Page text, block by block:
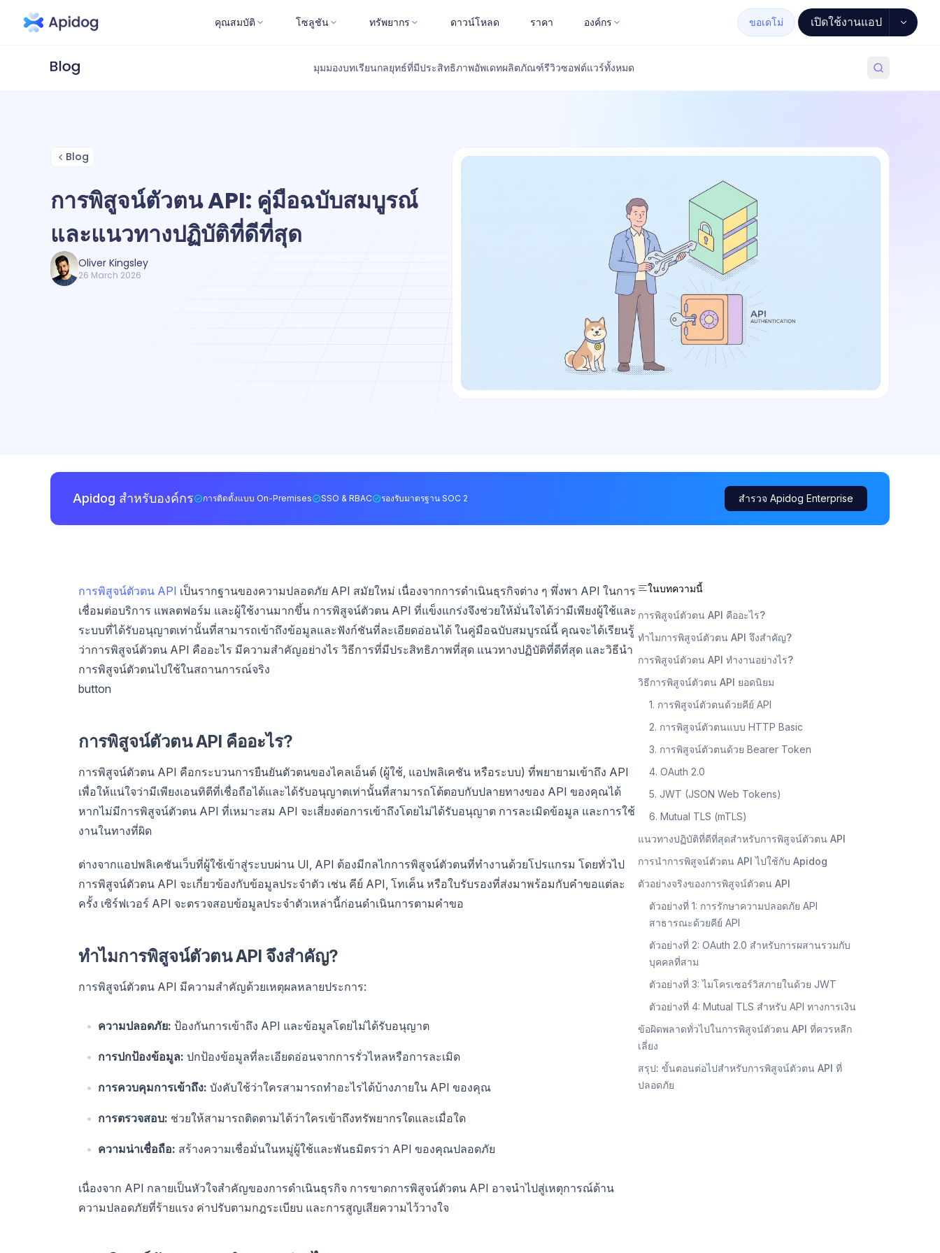
คุณสมบัติ โซลูชัน ทรัพยากร ดาวน์โหลด ราคา องค์กร ขอเดโม่ เปิดใช้งานแอป
มุมมองบทเรียนกลยุทธ์ที่มีประสิทธิภาพอัพเดทผลิตภัณฑ์รีวิวซอฟต์แวร์ทั้งหมด
Blog
การพิสูจน์ตัวตน API: คู่มือฉบับสมบูรณ์
และแนวทางปฏิบัติที่ดีที่สุด
Oliver Kingsley
26 March 2026
Apidog สำหรับองค์กร การติดตั้งแบบ On-Premises SSO & RBAC รองรับมาตรฐาน SOC 2 สำรวจ Apidog Enterprise
การพิสูจน์ตัวตน API เป็นรากฐานของความปลอดภัย API สมัยใหม่ เนื่องจากการดำเนินธุรกิจต่าง ๆ พึ่งพา API ในการ
เชื่อมต่อบริการ แพลตฟอร์ม และผู้ใช้งานมากขึ้น การพิสูจน์ตัวตน API ที่แข็งแกร่งจึงช่วยให้มั่นใจได้ว่ามีเพียงผู้ใช้และ
ระบบที่ได้รับอนุญาตเท่านั้นที่สามารถเข้าถึงข้อมูลและฟังก์ชันที่ละเอียดอ่อนได้ ในคู่มือฉบับสมบูรณ์นี้ คุณจะได้เรียนรู้
ว่าการพิสูจน์ตัวตน API คืออะไร มีความสำคัญอย่างไร วิธีการที่มีประสิทธิภาพที่สุด แนวทางปฏิบัติที่ดีที่สุด และวิธีนำ
การพิสูจน์ตัวตนไปใช้ในสถานการณ์จริง
button
การพิสูจน์ตัวตน API คืออะไร?
การพิสูจน์ตัวตน API คือกระบวนการยืนยันตัวตนของไคลเอ็นต์ (ผู้ใช้, แอปพลิเคชัน หรือระบบ) ที่พยายามเข้าถึง API
เพื่อให้แน่ใจว่ามีเพียงเอนทิตีที่เชื่อถือได้และได้รับอนุญาตเท่านั้นที่สามารถโต้ตอบกับปลายทางของ API ของคุณได้
หากไม่มีการพิสูจน์ตัวตน API ที่เหมาะสม API จะเสี่ยงต่อการเข้าถึงโดยไม่ได้รับอนุญาต การละเมิดข้อมูล และการใช้
งานในทางที่ผิด
ต่างจากแอปพลิเคชันเว็บที่ผู้ใช้เข้าสู่ระบบผ่าน UI, API ต้องมีกลไกการพิสูจน์ตัวตนที่ทำงานด้วยโปรแกรม โดยทั่วไป
การพิสูจน์ตัวตน API จะเกี่ยวข้องกับข้อมูลประจำตัว เช่น คีย์ API, โทเค็น หรือใบรับรองที่ส่งมาพร้อมกับคำขอแต่ละ
ครั้ง เซิร์ฟเวอร์ API จะตรวจสอบข้อมูลประจำตัวเหล่านี้ก่อนดำเนินการตามคำขอ
ทำไมการพิสูจน์ตัวตน API จึงสำคัญ?
การพิสูจน์ตัวตน API มีความสำคัญด้วยเหตุผลหลายประการ:
ความปลอดภัย: ป้องกันการเข้าถึง API และข้อมูลโดยไม่ได้รับอนุญาต
การปกป้องข้อมูล: ปกป้องข้อมูลที่ละเอียดอ่อนจากการรั่วไหลหรือการละเมิด
การควบคุมการเข้าถึง: บังคับใช้ว่าใครสามารถทำอะไรได้บ้างภายใน API ของคุณ
การตรวจสอบ: ช่วยให้สามารถติดตามได้ว่าใครเข้าถึงทรัพยากรใดและเมื่อใด
ความน่าเชื่อถือ: สร้างความเชื่อมั่นในหมู่ผู้ใช้และพันธมิตรว่า API ของคุณปลอดภัย
เนื่องจาก API กลายเป็นหัวใจสำคัญของการดำเนินธุรกิจ การขาดการพิสูจน์ตัวตน API อาจนำไปสู่เหตุการณ์ด้าน
ความปลอดภัยที่ร้ายแรง ค่าปรับตามกฎระเบียบ และการสูญเสียความไว้วางใจ
ในบทความนี้
การพิสูจน์ตัวตน API คืออะไร?
ทำไมการพิสูจน์ตัวตน API จึงสำคัญ?
การพิสูจน์ตัวตน API ทำงานอย่างไร?
วิธีการพิสูจน์ตัวตน API ยอดนิยม
1. การพิสูจน์ตัวตนด้วยคีย์ API
2. การพิสูจน์ตัวตนแบบ HTTP Basic
3. การพิสูจน์ตัวตนด้วย Bearer Token
4. OAuth 2.0
5. JWT (JSON Web Tokens)
6. Mutual TLS (mTLS)
แนวทางปฏิบัติที่ดีที่สุดสำหรับการพิสูจน์ตัวตน API
การนำการพิสูจน์ตัวตน API ไปใช้กับ Apidog
ตัวอย่างจริงของการพิสูจน์ตัวตน API
ตัวอย่างที่ 1: การรักษาความปลอดภัย API
สาธารณะด้วยคีย์ API
ตัวอย่างที่ 2: OAuth 2.0 สำหรับการผสานรวมกับ
บุคคลที่สาม
ตัวอย่างที่ 3: ไมโครเซอร์วิสภายในด้วย JWT
ตัวอย่างที่ 4: Mutual TLS สำหรับ API ทางการเงิน
ข้อผิดพลาดทั่วไปในการพิสูจน์ตัวตน API ที่ควรหลีก
เลี่ยง
สรุป: ขั้นตอนต่อไปสำหรับการพิสูจน์ตัวตน API ที่
ปลอดภัย